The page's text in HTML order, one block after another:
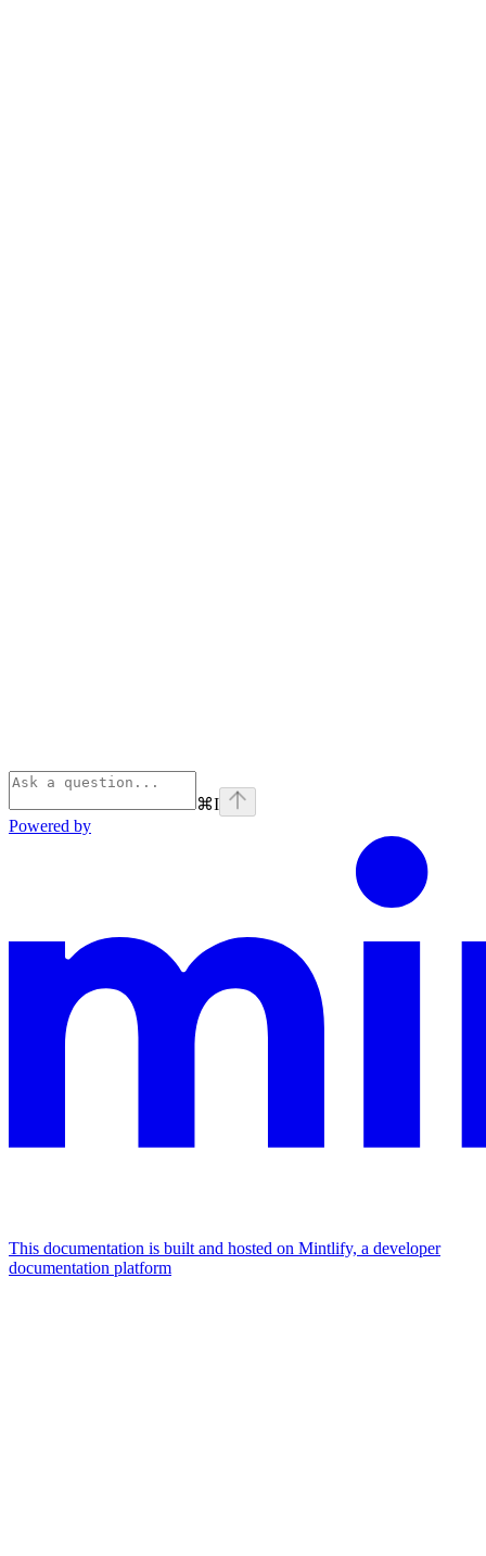
⌘I
Powered by
This documentation is built and hosted on Mintlify, a developer
documentation platform